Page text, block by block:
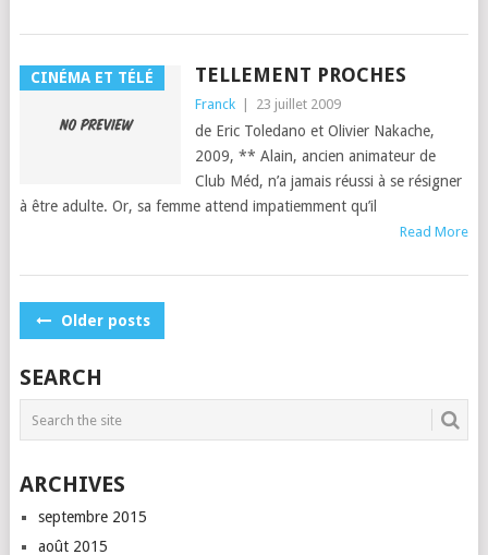
CINÉMA ET TÉLÉ TELLEMENT PROCHES
Franck 23 juillet 2009
de Eric Toledano et Olivi­er Nakache,
2009, ** Alain, ancien ani­ma­teur de
Club Méd, n’a jamais réus­si à se résign­er
à être adulte. Or, sa femme attend impatiem­ment qu’il
Read More
POSTS
Older posts
SEARCH
ARCHIVES
septembre 2015
août 2015